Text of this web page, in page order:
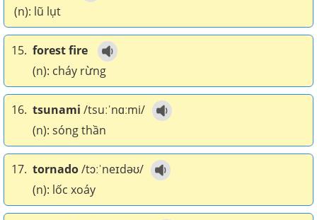
(n): lũ lụt
15. forest fire
(n): cháy rừng
16. tsunami /tsuːˈnɑːmi/
(n): sóng thần
17. tornado/tɔːˈneɪdəʊ/
(n): lốc xoáy